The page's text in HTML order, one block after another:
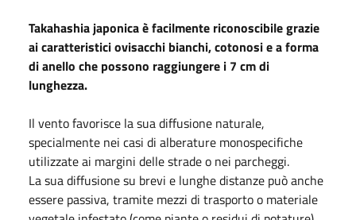
Takahashia japonica è facilmente riconoscibile grazie
ai caratteristici ovisacchi bianchi, cotonosi e a forma
di anello che possono raggiungere i 7 cm di
lunghezza.
Il vento favorisce la sua diffusione naturale,
specialmente nei casi di alberature monospecifiche
utilizzate ai margini delle strade o nei parcheggi.
La sua diffusione su brevi e lunghe distanze può anche
essere passiva, tramite mezzi di trasporto o materiale